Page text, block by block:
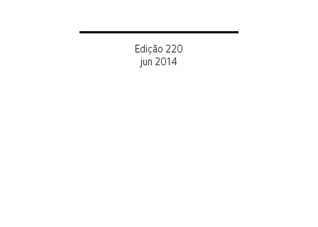
Edição 220
jun 2014